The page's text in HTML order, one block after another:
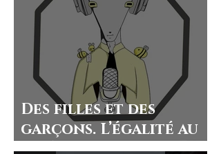
Des filles et des
garçons. L’égalité au
lycée